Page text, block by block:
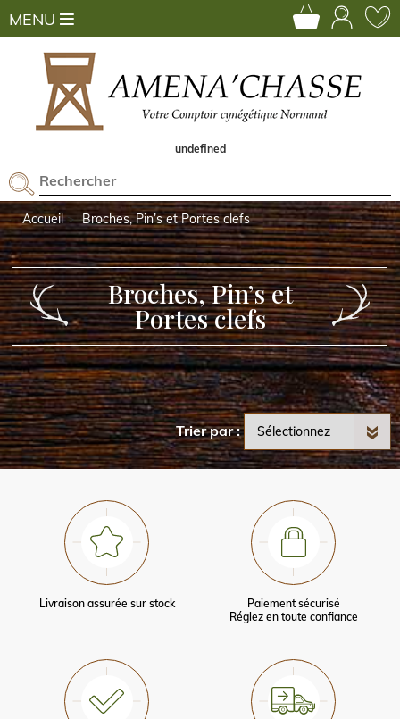
undefined
MENU
Accueil Broches, Pin’s et Portes clefs
Broches, Pin’s et
Portes clefs
Trier par
Livraison assurée sur stock
Paiement sécurisé
Réglez en toute confiance